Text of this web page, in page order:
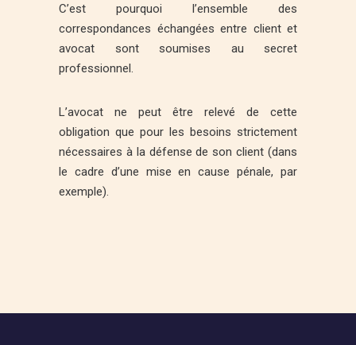
C’est pourquoi l’ensemble des
correspondances échangées entre client et
avocat sont soumises au secret
professionnel.
L’avocat ne peut être relevé de cette
obligation que pour les besoins strictement
nécessaires à la défense de son client (dans
le cadre d’une mise en cause pénale, par
exemple).